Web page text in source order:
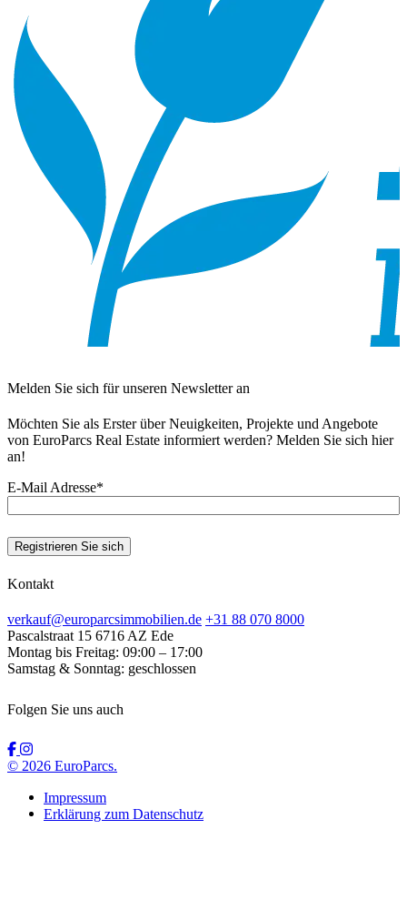
Melden Sie sich für unseren Newsletter an
Möchten Sie als Erster über Neuigkeiten, Projekte und Angebote
von EuroParcs Real Estate informiert werden? Melden Sie sich hier
an!
E-Mail Adresse*
Kontakt
verkauf@europarcsimmobilien.de +31 88 070 8000
Pascalstraat 15 6716 AZ Ede
Montag bis Freitag: 09:00 – 17:00
Samstag & Sonntag: geschlossen
Folgen Sie uns auch
© 2026 EuroParcs.
Impressum
Erklärung zum Datenschutz